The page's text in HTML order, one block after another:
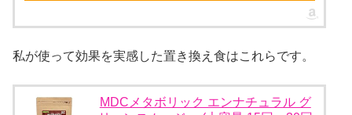
私が使って効果を実感した置き換え食はこれらです。
MDCメタボリック エンナチュラル グ